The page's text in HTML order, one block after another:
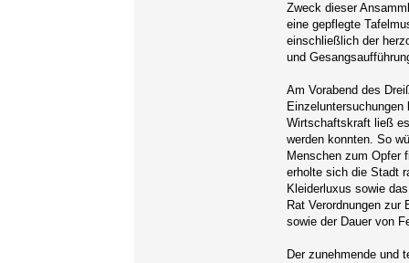
Zweck dieser
eine gepflegte
einschließlich der
und
Am Vorabend des
Wirtschaftskraft ließ
werden konnten. So
Menschen zum Opfer
erholte sich die Stadt
Kleiderluxus sowie
Rat Verordnungen
sowie der Dauer von
Der zunehmende und